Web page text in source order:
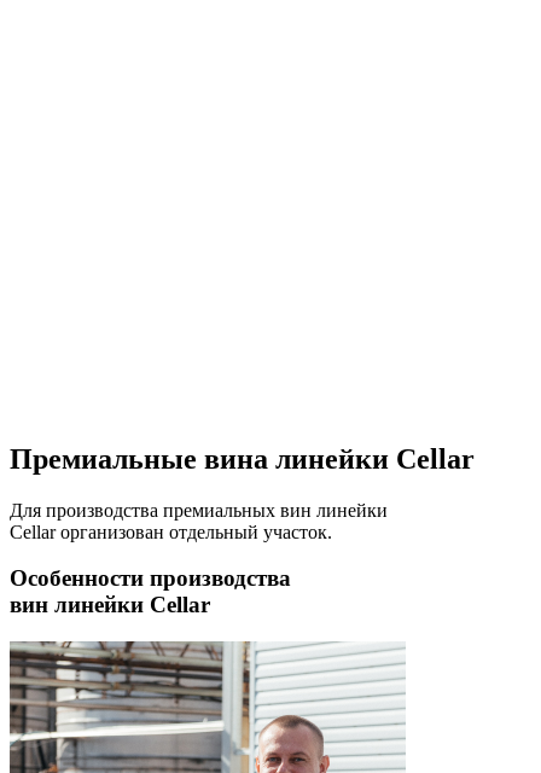
Премиальные вина линейки Cellar
Для производства премиальных вин линейки
Cellar организован отдельный участок.
Особенности производства
вин линейки Cellar